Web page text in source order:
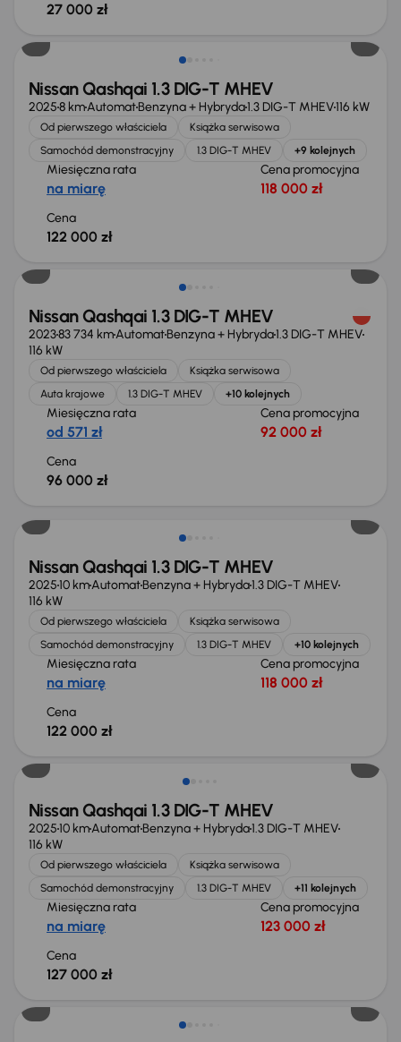
27 000 zł
Nissan Qashqai 1.3 DIG-T MHEV
20258 kmAutomatBenzyna + Hybryda1.3 DIG-T MHEV116 kW
Od pierwszego właściciela
Książka serwisowa
Samochód demonstracyjny
1.3 DIG-T MHEV +9 kolejnych
Miesięczna rata
na miarę
Cena promocyjna
118 000 zł
Cena
122 000 zł
Nissan Qashqai 1.3 DIG-T MHEV
202383 734 kmAutomatBenzyna + Hybryda1.3 DIG-T MHEV
116 kW
Od pierwszego właściciela
Książka serwisowa
Auta krajowe
1.3 DIG-T MHEV +10 kolejnych
Miesięczna rata
od 571 zł
Cena promocyjna
92 000 zł
Cena
96 000 zł
Nissan Qashqai 1.3 DIG-T MHEV
202510 kmAutomatBenzyna + Hybryda1.3 DIG-T MHEV
116 kW
Od pierwszego właściciela
Książka serwisowa
Samochód demonstracyjny
1.3 DIG-T MHEV +10 kolejnych
Miesięczna rata
na miarę
Cena promocyjna
118 000 zł
Cena
122 000 zł
Nissan Qashqai 1.3 DIG-T MHEV
202510 kmAutomatBenzyna + Hybryda1.3 DIG-T MHEV
116 kW
Od pierwszego właściciela
Książka serwisowa
Samochód demonstracyjny
1.3 DIG-T MHEV +11 kolejnych
Miesięczna rata
na miarę
Cena promocyjna
123 000 zł
Cena
127 000 zł